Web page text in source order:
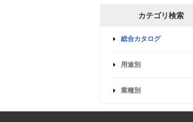
カテゴリ検索
総合カタログ
用途別
業種別